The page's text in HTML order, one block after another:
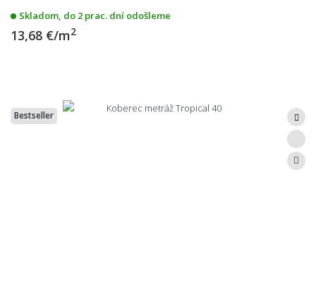
Skladom, do 2 prac. dní odošleme
13,68 €/m2
Bestseller